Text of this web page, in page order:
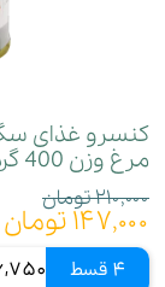
کنسرو غذای
مرغ وزن 400 گرم
۲۱۰,۰۰۰ تومان
۱۴۷,۰۰۰ تومان
4 قسط 36,750